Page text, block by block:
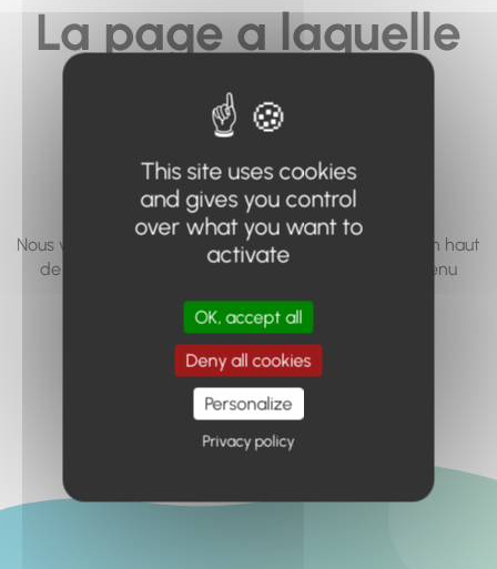
La page a laquelle
vous cherchez à
accéder n'existe
pas... ou plus.
Nous vous invitons à utiliser le moteur de recherche en haut
de page, ou à utiliser le menu pour trouver le contenu
Retour à l'accueil
This site uses cookies
and gives you control
over what you want to
activate
OK, accept all
Deny all cookies
Personalize
Privacy policy